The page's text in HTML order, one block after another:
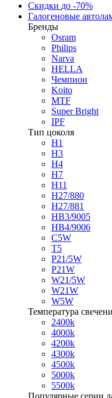
Скидки до -70%
Галогеновые
Бренды
Osram
Philips
Narva
HELLA
Чемпион
Koito
MTF
Super Bright
IPF
Тип цоколя
H1
H3
H4
H7
H11
H27/880
H27/881
HB3/9005
HB4/9006
C5W
T5
P21/5W
P21W
W21/5W
W21W
W5W
Температура
2400k
4000k
4200k
4300k
4500k
5000k
5500k
Популярные серии